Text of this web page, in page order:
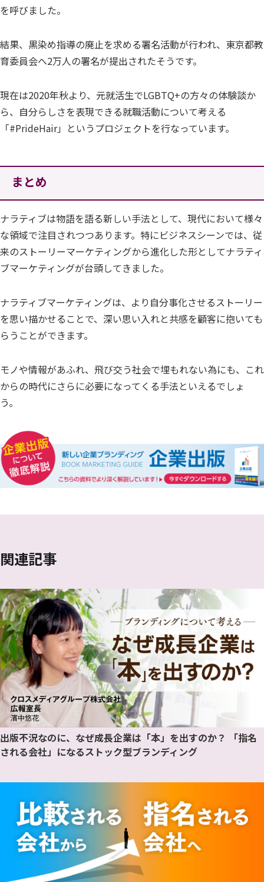
を呼びました。
結果、黒染め指導の廃止を求める署名活動が行われ、東京都教
育委員会へ2万人の署名が提出されたそうです。
現在は2020年秋より、元就活生でLGBTQ+の方々の体験談か
ら、自分らしさを表現できる就職活動について考える
「#PrideHair」というプロジェクトを行なっています。
まとめ
ナラティブは物語を語る新しい手法として、現代において様々
な領域で注目されつつあります。特にビジネスシーンでは、従
来のストーリーマーケティングから進化した形としてナラティ
ブマーケティングが台頭してきました。
ナラティブマーケティングは、より自分事化させるストーリー
を思い描かせることで、深い思い入れと共感を顧客に抱いても
らうことができます。
モノや情報があふれ、飛び交う社会で埋もれない為にも、これ
からの時代にさらに必要になってくる手法といえるでしょ
う。
関連記事
出版不況なのに、なぜ成長企業は「本」を出すのか？ 「指名
される会社」になるストック型ブランディング